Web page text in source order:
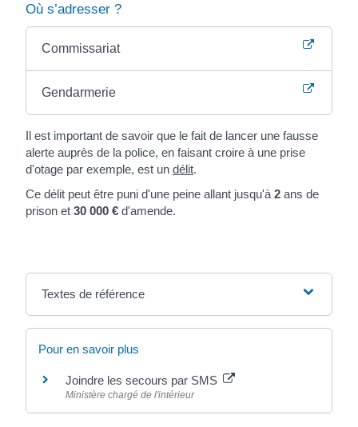
Où s’adresser ?
Commissariat
Gendarmerie
Il est important de savoir que le fait de lancer une fausse
alerte auprès de la police, en faisant croire à une prise
d'otage par exemple, est un délit.
Ce délit peut être puni d'une peine allant jusqu'à 2 ans de
prison et 30 000 € d'amende.
Textes de référence
Pour en savoir plus
Joindre les secours par SMS
Ministère chargé de l'intérieur